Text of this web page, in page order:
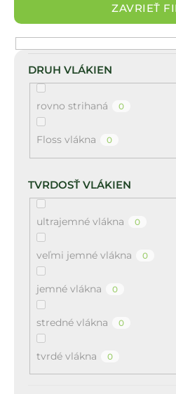
ZAVRIEŤ
DRUH VLÁKIEN
rovno strihaná 0
Floss vlákna 0
TVRDOSŤ VLÁKIEN
ultrajemné vlákna 0
veľmi jemné vlákna 0
jemné vlákna 0
stredné vlákna 0
tvrdé vlákna 0
s
ť